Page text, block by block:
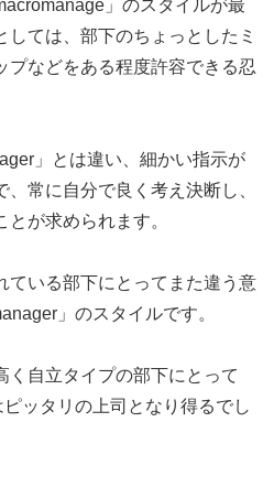
」のスタイルが最
しては、部下のちょっとしたミ
プなどをある程度許容できる忍
」とは違い、細かい指示が
常に自分で良く考え決断し、
が求められます。
ている部下にとってまた違う意
」のスタイルです。
く自立タイプの部下にとって
ッタリの上司となり得るでし